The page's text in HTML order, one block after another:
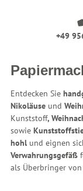
+49
Entdecken Sie
Nikoläuse und
Kunststoff,
sowie
hohl und eignen
Verwahrungsgefäß
als Überbringer